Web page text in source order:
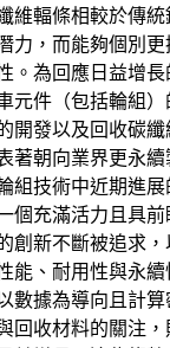
維輻條相較於傳
力，而能夠個別
。為回應日益增
元件（包括輪組
開發以及回收碳
著朝向業界更永
組技術中近期進
個充滿活力且具
創新不斷被追求
能、耐用性與永
數據為導向且計
回收材料的關注